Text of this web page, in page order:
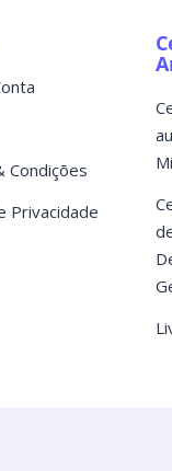
Condições
Privacidade